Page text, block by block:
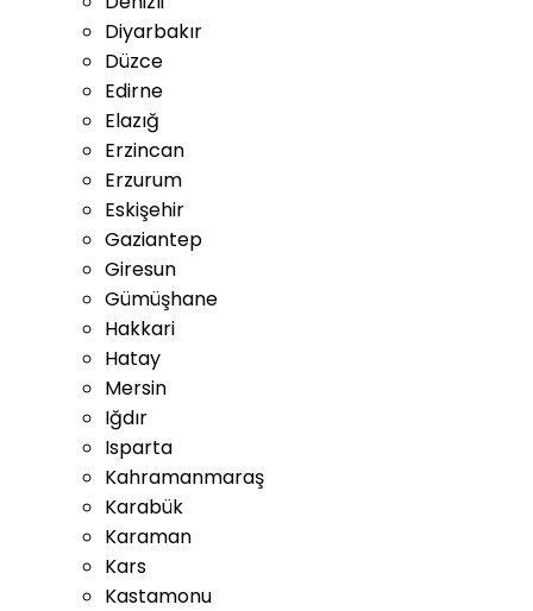
Diyarbakır
Düzce
Edirne
Elazığ
Erzincan
Erzurum
Eskişehir
Gaziantep
Giresun
Gümüşhane
Hakkari
Hatay
Mersin
Iğdır
Isparta
Kahramanmaraş
Karabük
Karaman
Kars
Kastamonu